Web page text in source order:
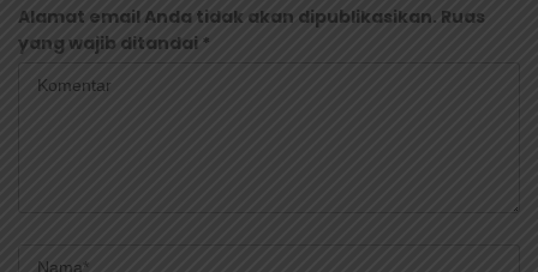
Alamat email Anda tidak akan dipublikasikan. Ruas
yang wajib ditandai *